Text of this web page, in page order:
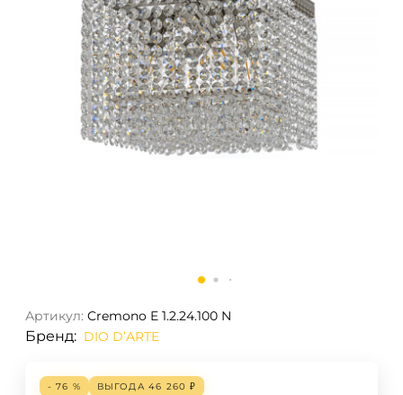
Артикул: Cremono E 1.2.24.100 N
Бренд: DIO D’ARTE
- 76 % ВЫГОДА 46 260 ₽